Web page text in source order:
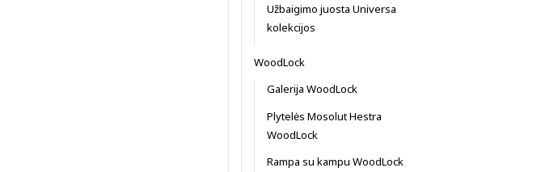
Užbaigimo juosta Universa
kolekcijos
WoodLock
Galerija WoodLock
Plytelės Mosolut Hestra
WoodLock
Rampa su kampu WoodLock